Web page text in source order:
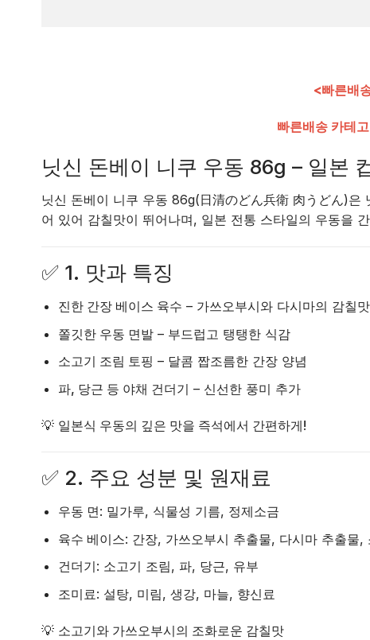
<빠른배
빠른배송 카테
닛신 돈베이 니쿠 우동 86g – 일본
닛신 돈베이 니쿠 우동 86g(日清のどん兵衛 肉うどん)은
어 있어 감칠맛이 뛰어나며, 일본 전통 스타일의 우동을
✅ 1. 맛과 특징
진한 간장 베이스 육수 – 가쓰오부시와 다시마의 감칠맛
쫄깃한 우동 면발– 부드럽고 탱탱한 식감
소고기 조림 토핑 – 달콤 짭조름한 간장 양념
파, 당근 등 야채 건더기 – 신선한 풍미 추가
💡 일본식 우동의 깊은 맛을 즉석에서 간편하게!
✅ 2. 주요 성분 및 원재료
우동 면: 밀가루, 식물성 기름, 정제소금
육수 베이스: 간장, 가쓰오부시 추출물, 다시마 추출물,
건더기: 소고기 조림, 파, 당근, 유부
조미료: 설탕, 미림, 생강, 마늘, 향신료
💡 소고기와 가쓰오부시의 조화로운 감칠맛